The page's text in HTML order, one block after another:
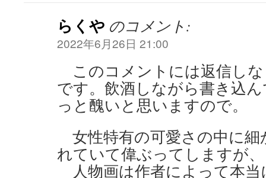
らくや のコメント:
2022年6月26日 21:00
このコメントには返信し
です。飲酒しながら書き込
っと醜いと思いますので。
女性特有の可愛さの中に細
れていて偉ぶってしますが
人物画は作者によって本当